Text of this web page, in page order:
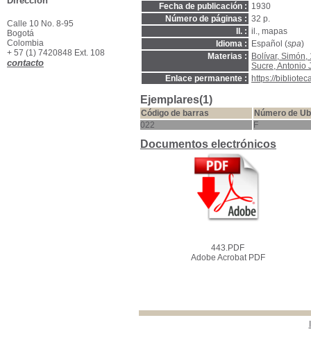
Fecha de publicación : 1930
Número de páginas : 32 p.
Il. : il., mapas
Idioma :
Español (spa)
Materias :
Bolívar,
Sucre, Antonio
Enlace permanente :
https://
Ejemplares(1)
Código de barras
Número de
022
F
Documentos electrónicos
443.PDF
Adobe Acrobat PDF
Calle 10 No. 8-95
Bogotá
Colombia
+ 57 (1) 7420848 Ext. 108
contacto